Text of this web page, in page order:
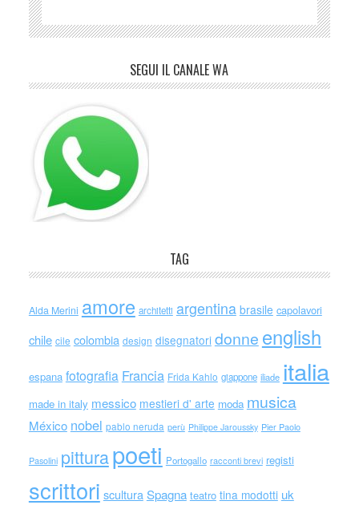
SEGUI IL CANALE WA
TAG
Alda Merini amore architetti argentina brasile capolavori
chile cile colombia design disegnatori donne english
espana fotografia Francia Frida Kahlo giappone iliade italia
made in italy messico mestieri d' arte moda musica
México nobel pablo neruda perù Philippe Jaroussky Pier Paolo
Pasolini pitturapoeti Portogallo racconti brevi registi
scrittori sculturaSpagna teatro tina modotti uk